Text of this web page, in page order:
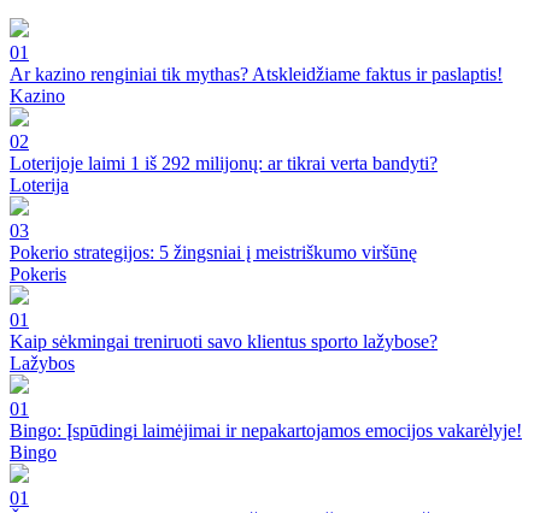
01
Ar kazino renginiai tik mythas? Atskleidžiame faktus ir paslaptis!
Kazino
02
Loterijoje laimi 1 iš 292 milijonų: ar tikrai verta bandyti?
Loterija
03
Pokerio strategijos: 5 žingsniai į meistriškumo viršūnę
Pokeris
01
Kaip sėkmingai treniruoti savo klientus sporto lažybose?
Lažybos
01
Bingo: Įspūdingi laimėjimai ir nepakartojamos emocijos vakarėlyje!
Bingo
01